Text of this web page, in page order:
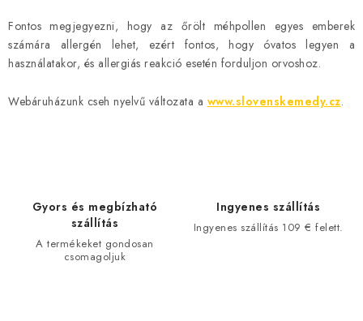
á
s
e
l
e
Fontos megjegyezni, hogy az őrölt méhpollen egyes emberek
számára allergén lehet, ezért fontos, hogy óvatos legyen a
használatakor, és allergiás reakció esetén forduljon orvoshoz.
Webáruházunk cseh nyelvű változata a www.slovenskemedy.cz.
Gyors és megbízható
szállítás
A termékeket gondosan
csomagoljuk
Ingyenes szállítás
Ingyenes szállítás 109 € felett.